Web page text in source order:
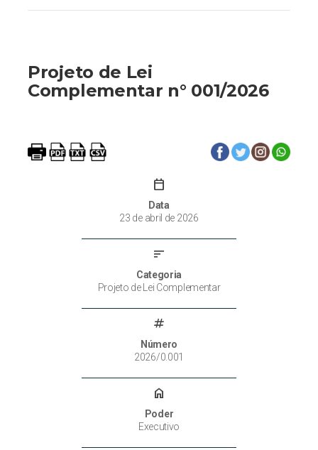
Projeto de Lei
Complementar n° 001/2026
calendar_today
Data
23 de abril de 2026
sort
Categoria
Projeto de Lei Complementar
tag
Número
2026/0.001
home
Poder
Executivo